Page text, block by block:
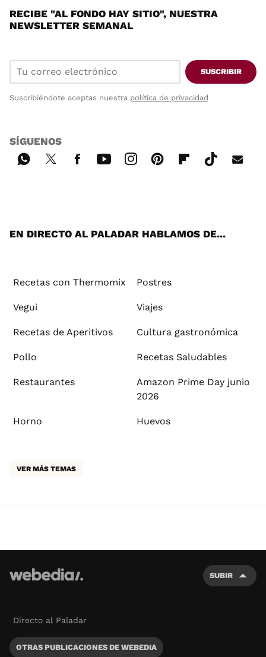
RECIBE "AL FONDO HAY SITIO", NUESTRA
NEWSLETTER SEMANAL
SUSCRIBIR
Suscribiéndote aceptas nuestra política de privacidad
SÍGUENOS
EN DIRECTO AL PALADAR HABLAMOS DE...
Recetas con Thermomix Postres
Vegui Viajes
Recetas de Aperitivos Cultura gastronómica
Pollo Recetas Saludables
Restaurantes
Amazon Prime Day junio
2026
Horno Huevos
VER MÁS TEMAS
SUBIR
Directo al Paladar
OTRAS PUBLICACIONES DE WEBEDIA